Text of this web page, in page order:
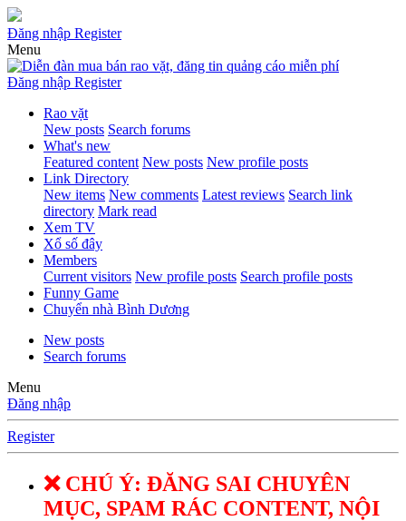
Đăng nhập Register
Menu
Đăng nhập Register
Rao vặt
New posts Search forums
What's new
Featured content New posts New profile posts
Link Directory
New items New comments Latest reviews Search link
directory Mark read
Xem TV
Xổ số đây
Members
Current visitors New profile posts Search profile posts
Funny Game
Chuyển nhà Bình Dương
New posts
Search forums
Menu
Đăng nhập
Register
❌ CHÚ Ý: ĐĂNG SAI CHUYÊN
MỤC, SPAM RÁC CONTENT, NỘI